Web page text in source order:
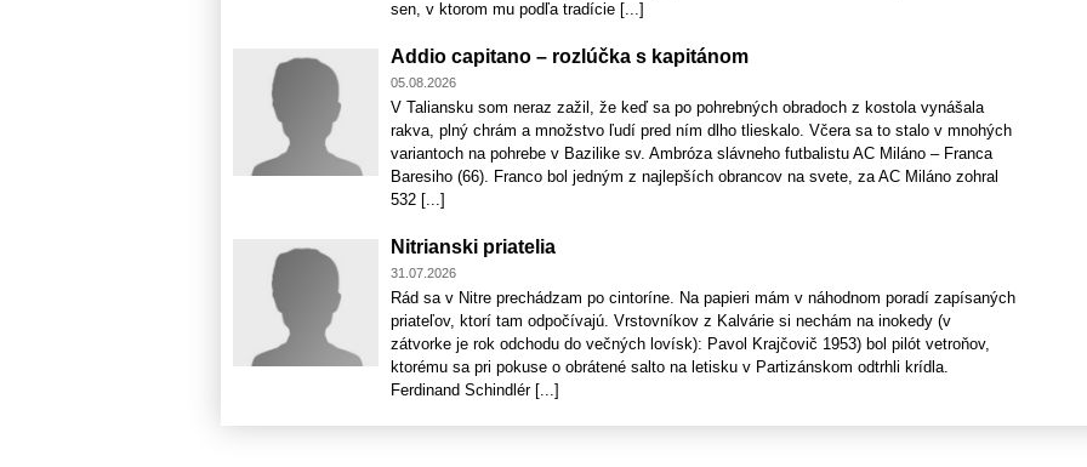
sen, v ktorom mu podľa tradície [...]
Addio capitano – rozlúčka s kapitánom
05.08.2026
V Taliansku som neraz zažil, že keď sa po pohrebných obradoch z kostola vynášala
rakva, plný chrám a množstvo ľudí pred ním dlho tlieskalo. Včera sa to stalo v mnohých
variantoch na pohrebe v Bazilike sv. Ambróza slávneho futbalistu AC Miláno – Franca
Baresiho (66). Franco bol jedným z najlepších obrancov na svete, za AC Miláno zohral
532 [...]
Nitrianski priatelia
31.07.2026
Rád sa v Nitre prechádzam po cintoríne. Na papieri mám v náhodnom poradí zapísaných
priateľov, ktorí tam odpočívajú. Vrstovníkov z Kalvárie si nechám na inokedy (v
zátvorke je rok odchodu do večných lovísk): Pavol Krajčovič 1953) bol pilót vetroňov,
ktorému sa pri pokuse o obrátené salto na letisku v Partizánskom odtrhli krídla.
Ferdinand Schindlér [...]